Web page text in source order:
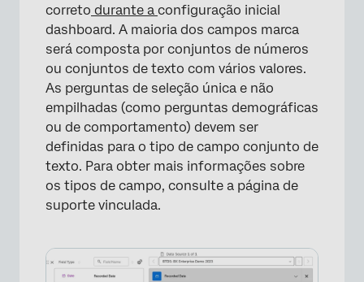
correto durante a configuração inicial
dashboard. A maioria dos campos marca
será composta por conjuntos de números
ou conjuntos de texto com vários valores.
As perguntas de seleção única e não
empilhadas (como perguntas demográficas
ou de comportamento) devem ser
definidas para o tipo de campo conjunto de
texto. Para obter mais informações sobre
os tipos de campo, consulte a página de
suporte vinculada.